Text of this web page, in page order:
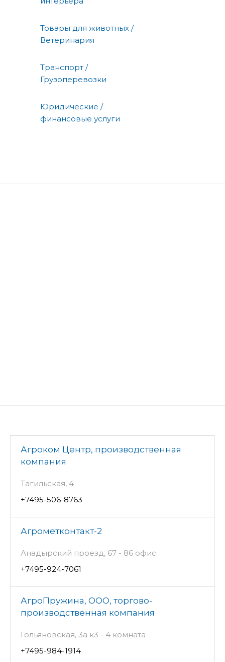
Товары для животных /
Ветеринария
Транспорт /
Грузоперевозки
Юридические /
финансовые услуги
Агроком Центр, производственная
компания
Тагильская, 4
+7495-506-8763
Агрометконтакт-2
Анадырский проезд, 67 - 86 офис
+7495-924-7061
АгроПружина, ООО, торгово-
производственная компания
Гольяновская, 3а к3 - 4 комната
+7495-984-1914